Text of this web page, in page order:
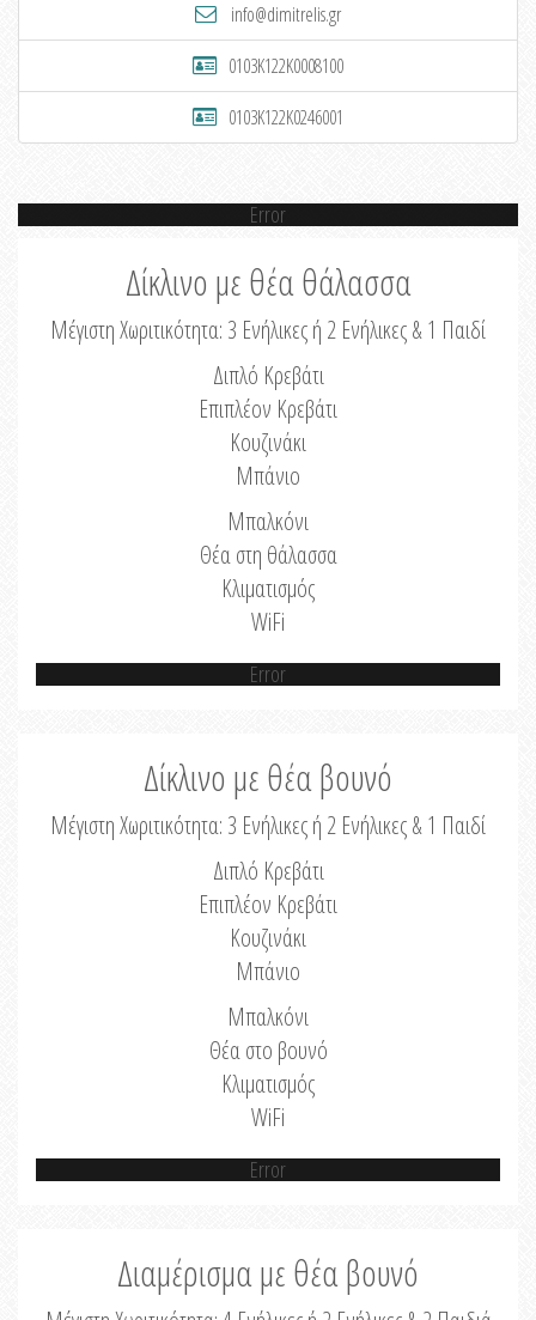
info@dimitrelis.gr
0103K122K0008100
0103K122K0246001
Error
Δίκλινο με θέα θάλασσα
Μέγιστη Χωριτικότητα: 3 Ενήλικες ή 2 Ενήλικες & 1 Παιδί
Διπλό Κρεβάτι
Επιπλέον Κρεβάτι
Κουζινάκι
Μπάνιο
Μπαλκόνι
Θέα στη θάλασσα
Κλιματισμός
WiFi
Error
Δίκλινο με θέα βουνό
Μέγιστη Χωριτικότητα: 3 Ενήλικες ή 2 Ενήλικες & 1 Παιδί
Διπλό Κρεβάτι
Επιπλέον Κρεβάτι
Κουζινάκι
Μπάνιο
Μπαλκόνι
Θέα στο βουνό
Κλιματισμός
WiFi
Error
Διαμέρισμα με θέα βουνό